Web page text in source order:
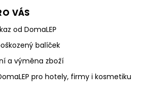
VÁS
od DomaLEP
balíček
a výměna zboží
pro hotely, firmy i kosmetiku